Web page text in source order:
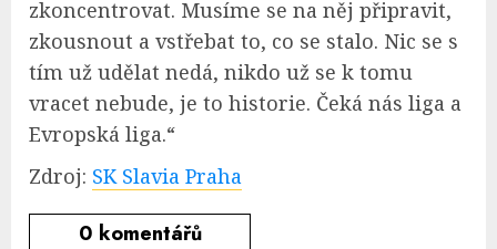
zkoncentrovat. Musíme se na něj připravit,
zkousnout a vstřebat to, co se stalo. Nic se s
tím už udělat nedá, nikdo už se k tomu
vracet nebude, je to historie. Čeká nás liga a
Evropská liga.“
Zdroj: SK Slavia Praha
0 komentářů